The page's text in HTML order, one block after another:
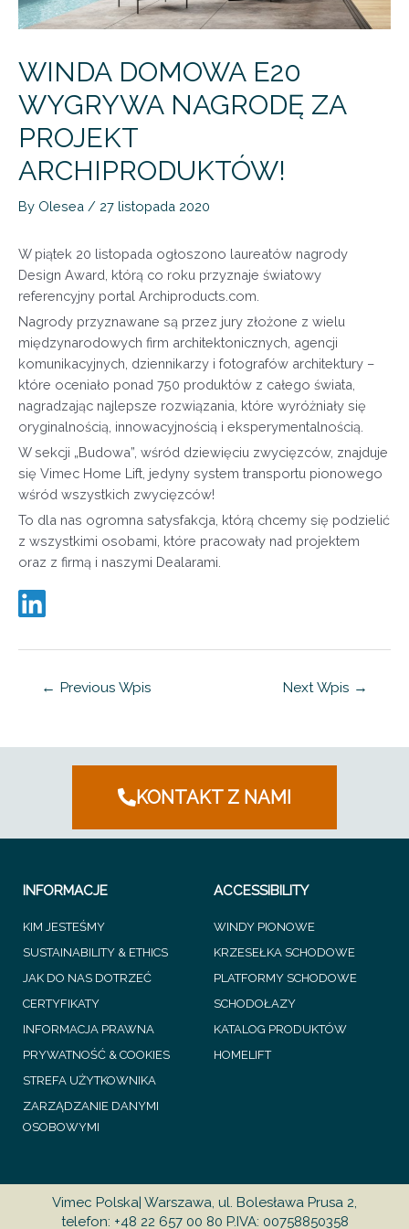
WINDA DOMOWA E20
WYGRYWA NAGRODĘ ZA
PROJEKT
ARCHIPRODUKTÓW!
By Olesea / 27 listopada 2020
W piątek 20 listopada ogłoszono laureatów nagrody
Design Award, którą co roku przyznaje światowy
referencyjny portal Archiproducts.com.
Nagrody przyznawane są przez jury złożone z wielu
międzynarodowych firm architektonicznych, agencji
komunikacyjnych, dziennikarzy i fotografów architektury –
które oceniało ponad 750 produktów z całego świata,
nagradzając najlepsze rozwiązania, które wyróżniały się
oryginalnością, innowacyjnością i eksperymentalnością.
W sekcji „Budowa”, wśród dziewięciu zwycięzców, znajduje
się Vimec Home Lift, jedyny system transportu pionowego
wśród wszystkich zwycięzców!
To dla nas ogromna satysfakcja, którą chcemy się podzielić
z wszystkimi osobami, które pracowały nad projektem
oraz z firmą i naszymi Dealarami.
← Previous Wpis Next Wpis →
KONTAKT Z NAMI
INFORMACJE
KIM JESTEŚMY
SUSTAINABILITY & ETHICS
JAK DO NAS DOTRZEĆ
CERTYFIKATY
INFORMACJA PRAWNA
PRYWATNOŚĆ & COOKIES
STREFA UŻYTKOWNIKA
ZARZĄDZANIE DANYMI
OSOBOWYMI
ACCESSIBILITY
WINDY PIONOWE
KRZESEŁKA SCHODOWE
PLATFORMY SCHODOWE
SCHODOŁAZY
KATALOG PRODUKTÓW
HOMELIFT
Vimec Polska| Warszawa, ul. Bolesława Prusa 2,
telefon: +48 22 657 00 80 P.IVA: 00758850358